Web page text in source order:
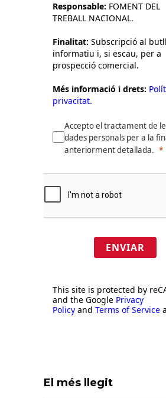
Responsable: FOMENT DEL
TREBALL NACIONAL.
Finalitat: Subscripció al
informatiu i, si escau, per a
prospecció comercial.
Més informació i drets:
privacitat.
Accepto el tractament de
dades personals per a la
anteriorment detallada.
ENVIAR
This site is protected by
and the Google Privacy
Policy and Terms of Service
El més llegit